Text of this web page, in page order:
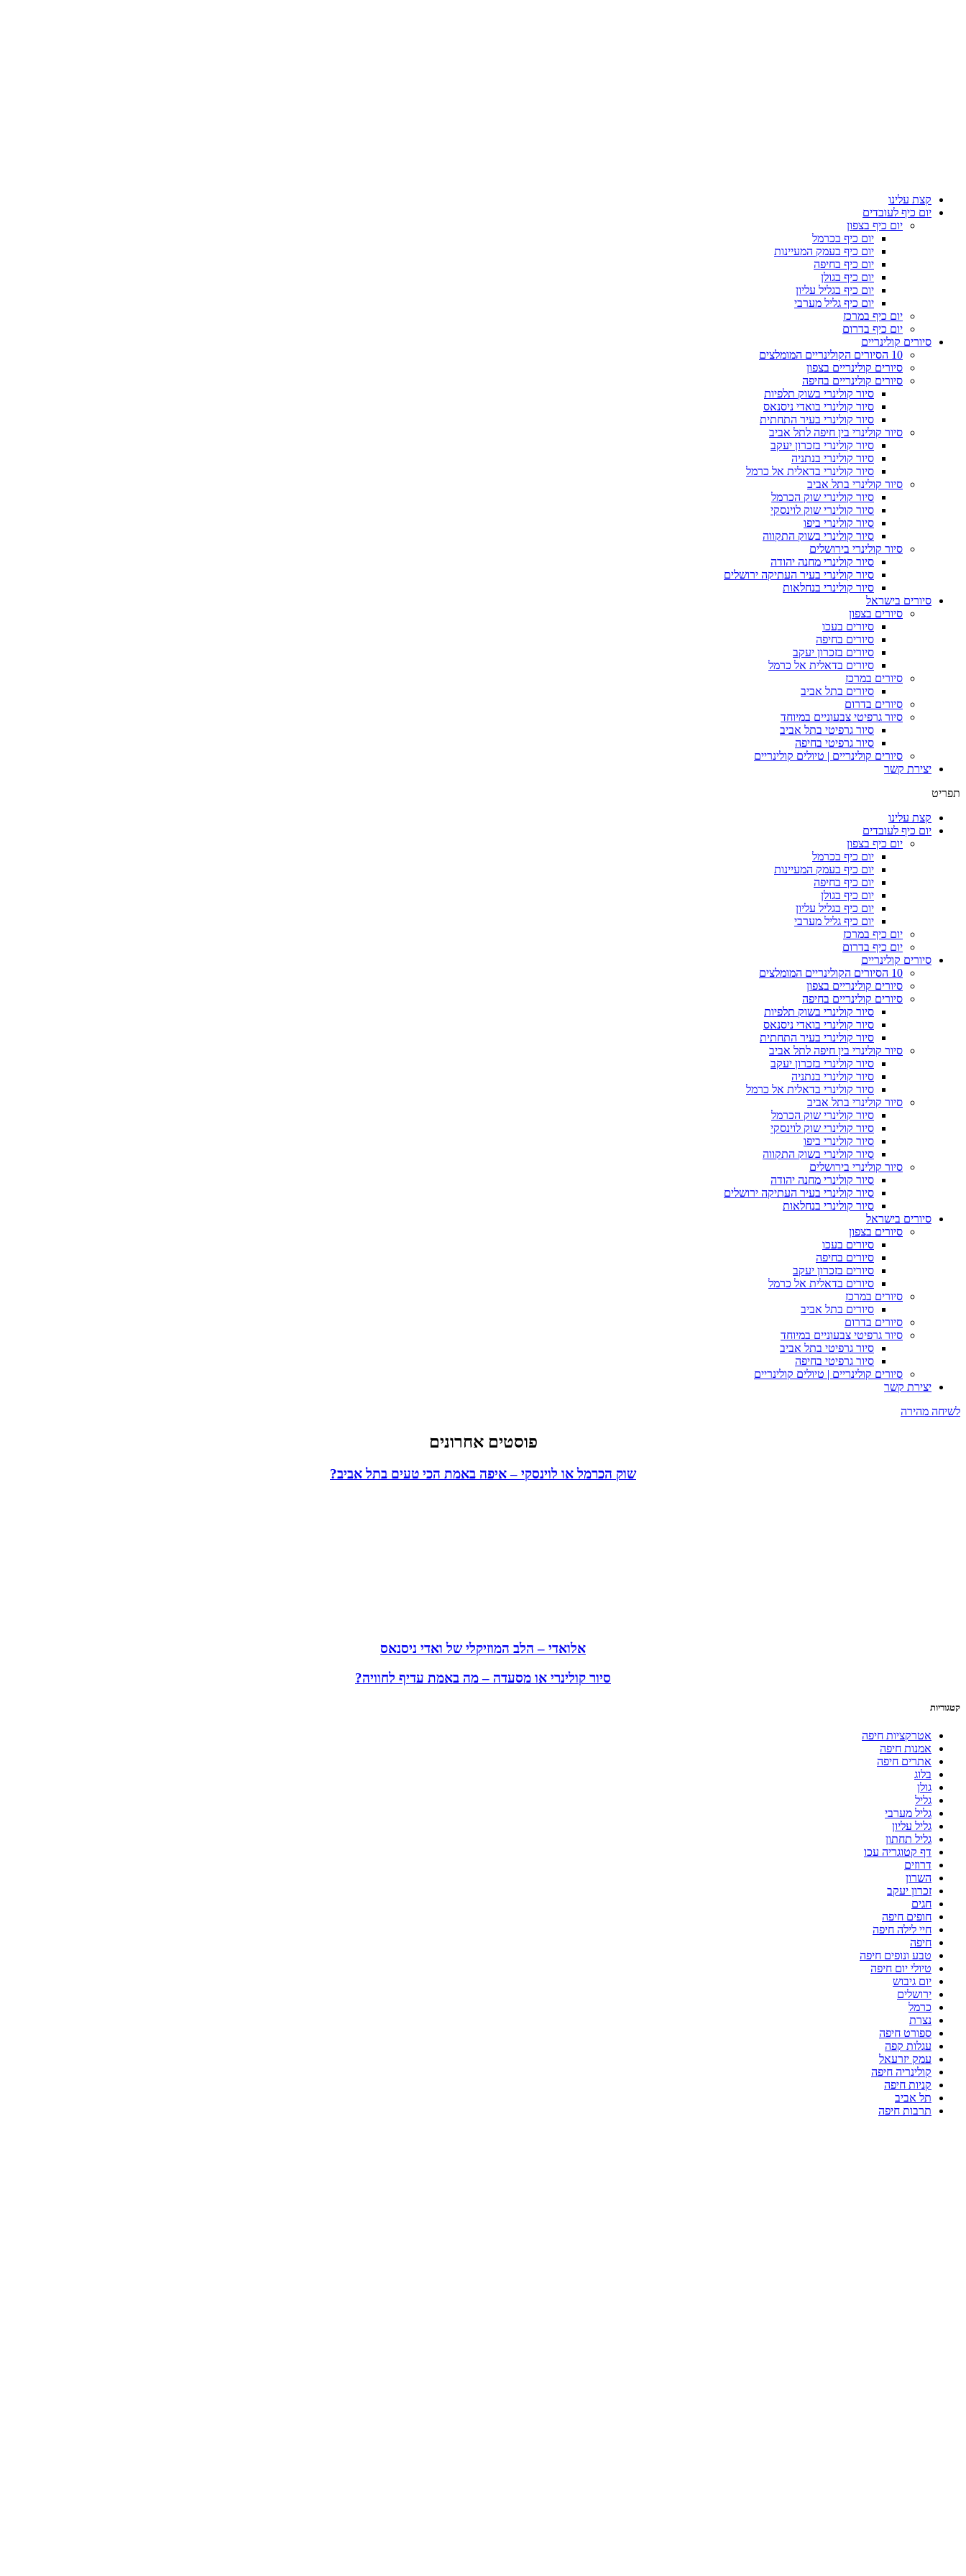
קצת עלינו
יום כיף לעובדים
יום כיף בצפון
יום כיף בכרמל
יום כיף בעמק המעיינות
יום כיף בחיפה
יום כיף בגולן
יום כיף בגליל עליון
יום כיף גליל מערבי
יום כיף במרכז
יום כיף בדרום
סיורים קולינריים
10 הסיורים הקולינריים המומלצים
סיורים קולינריים בצפון
סיורים קולינריים בחיפה
סיור קולינרי בשוק תלפיות
סיור קולינרי בואדי ניסנאס
סיור קולינרי בעיר התחתית
סיור קולינרי בין חיפה לתל אביב
סיור קולינרי בזכרון יעקב
סיור קולינרי בנתניה
סיור קולינרי בדאלית אל כרמל
סיור קולינרי בתל אביב
סיור קולינרי שוק הכרמל
סיור קולינרי שוק לוינסקי
סיור קולינרי ביפו
סיור קולינרי בשוק התקווה
סיור קולינרי בירושלים
סיור קולינרי מחנה יהודה
סיור קולינרי בעיר העתיקה ירושלים
סיור קולינרי בנחלאות
סיורים בישראל
סיורים בצפון
סיורים בעכו
סיורים בחיפה
סיורים בזכרון יעקב
סיורים בדאלית אל כרמל
סיורים במרכז
סיורים בתל אביב
סיורים בדרום
סיור גרפיטי צבעוניים במיוחד
סיור גרפיטי בתל אביב
סיור גרפיטי בחיפה
סיורים קולינריים | טיולים קולינריים
יצירת קשר
תפריט
קצת עלינו
יום כיף לעובדים
יום כיף בצפון
יום כיף בכרמל
יום כיף בעמק המעיינות
יום כיף בחיפה
יום כיף בגולן
יום כיף בגליל עליון
יום כיף גליל מערבי
יום כיף במרכז
יום כיף בדרום
סיורים קולינריים
10 הסיורים הקולינריים המומלצים
סיורים קולינריים בצפון
סיורים קולינריים בחיפה
סיור קולינרי בשוק תלפיות
סיור קולינרי בואדי ניסנאס
סיור קולינרי בעיר התחתית
סיור קולינרי בין חיפה לתל אביב
סיור קולינרי בזכרון יעקב
סיור קולינרי בנתניה
סיור קולינרי בדאלית אל כרמל
סיור קולינרי בתל אביב
סיור קולינרי שוק הכרמל
סיור קולינרי שוק לוינסקי
סיור קולינרי ביפו
סיור קולינרי בשוק התקווה
סיור קולינרי בירושלים
סיור קולינרי מחנה יהודה
סיור קולינרי בעיר העתיקה ירושלים
סיור קולינרי בנחלאות
סיורים בישראל
סיורים בצפון
סיורים בעכו
סיורים בחיפה
סיורים בזכרון יעקב
סיורים בדאלית אל כרמל
סיורים במרכז
סיורים בתל אביב
סיורים בדרום
סיור גרפיטי צבעוניים במיוחד
סיור גרפיטי בתל אביב
סיור גרפיטי בחיפה
סיורים קולינריים | טיולים קולינריים
יצירת קשר
לשיחה מהירה
פוסטים אחרונים
שוק הכרמל או לוינסקי – איפה באמת הכי טעים בתל אביב?
אלואדי – הלב המוזיקלי של ואדי ניסנאס
סיור קולינרי או מסעדה – מה באמת עדיף לחוויה?
קטגוריות
אטרקציות חיפה
אמנות חיפה
אתרים חיפה
בלוג
גולן
גליל
גליל מערבי
גליל עליון
גליל תחתון
דף קטוגריה עכו
דרוזים
השרון
זכרון יעקב
חגים
חופים חיפה
חיי לילה חיפה
חיפה
טבע ונופים חיפה
טיולי יום חיפה
יום גיבוש
ירושלים
כרמל
נצרת
ספורט חיפה
עגלות קפה
עמק יזרעאל
קולינריה חיפה
קניות חיפה
תל אביב
תרבות חיפה